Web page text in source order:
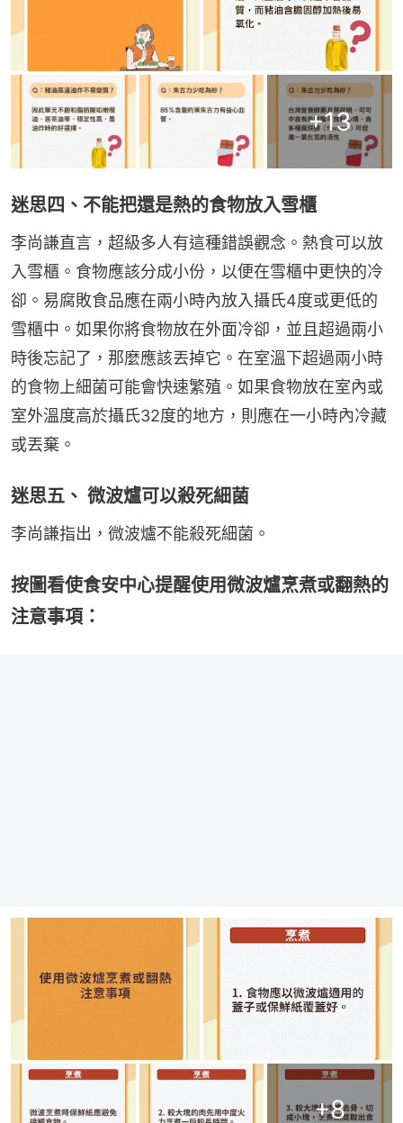
+13
迷思四、不能把還是熱的食物放入雪櫃
李尚謙直言，超級多人有這種錯誤觀念。熱食可以放
入雪櫃。食物應該分成小份，以便在雪櫃中更快的冷
卻。易腐敗食品應在兩小時內放入攝氏4度或更低的
雪櫃中。如果你將食物放在外面冷卻，並且超過兩小
時後忘記了，那麼應該丟掉它。在室溫下超過兩小時
的食物上細菌可能會快速繁殖。如果食物放在室內或
室外溫度高於攝氏32度的地方，則應在一小時內冷藏
或丟棄。
迷思五、 微波爐可以殺死細菌
李尚謙指出，微波爐不能殺死細菌。
按圖看使食安中心提醒使用微波爐烹煮或翻熱的
注意事項：
+8